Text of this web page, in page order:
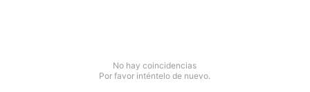
No hay coincidencias
Por favor inténtelo de nuevo.